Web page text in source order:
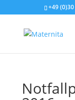
+49